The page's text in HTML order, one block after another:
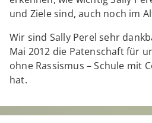
und Ziele sind, auch noch im
Wir sind Sally Perel sehr
Mai 2012 die Patenschaft für
ohne Rassismus – Schule mit
hat.